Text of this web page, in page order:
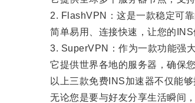
2. FlashVPN：这是一款稳定可靠
简单易用、连接快速，让您的INS
3. SuperVPN：作为一款功能强大
它提供世界各地的服务器，确保您
以上三款免费INS加速器不仅能够
无论您是要与好友分享生活瞬间，